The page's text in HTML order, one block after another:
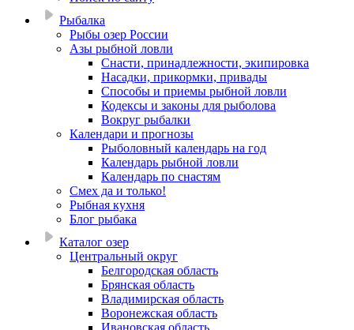
Рыбалка
Рыбы озер России
Азы рыбной ловли
Снасти, принадлежности, экипировка
Насадки, прикормки, привады
Способы и приемы рыбной ловли
Кодексы и законы для рыболова
Вокруг рыбалки
Календари и прогнозы
Рыболовный календарь на год
Календарь рыбной ловли
Календарь по снастям
Смех да и только!
Рыбная кухня
Блог рыбака
Каталог озер
Центральный округ
Белгородская область
Брянская область
Владимирская область
Воронежская область